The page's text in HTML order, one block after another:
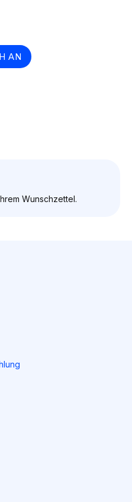
AN
Wunschzettel.